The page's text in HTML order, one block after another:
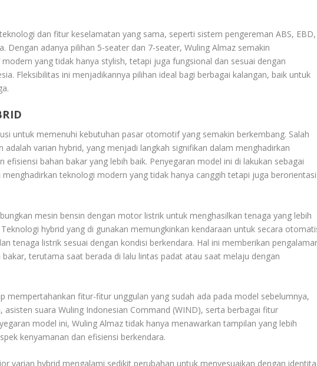
dan fitur keselamatan yang sama, seperti sistem pengereman ABS, EBD,
Dengan adanya pilihan 5-seater dan 7-seater, Wuling Almaz semakin
yang tidak hanya stylish, tetapi juga fungsional dan sesuai dengan
Fleksibilitas ini menjadikannya pilihan ideal bagi berbagai kalangan, baik untuk
untuk memenuhi kebutuhan pasar otomotif yang semakin berkembang. Salah
adalah varian hybrid, yang menjadi langkah signifikan dalam menghadirkan
efisiensi bahan bakar yang lebih baik. Penyegaran model ini di lakukan sebagai
teknologi modern yang tidak hanya canggih tetapi juga berorientasi
mesin bensin dengan motor listrik untuk menghasilkan tenaga yang lebih
hybrid yang di gunakan memungkinkan kendaraan untuk secara
tenaga listrik sesuai dengan kondisi berkendara. Hal ini memberikan
terutama saat berada di lalu lintas padat atau saat melaju dengan
mempertahankan fitur-fitur unggulan yang sudah ada pada model sebelumnya,
suara Wuling Indonesian Command (WIND), serta berbagai fitur
model ini, Wuling Almaz tidak hanya menawarkan tampilan yang lebih
kenyamanan dan efisiensi berkendara.
varian hybrid mengalami sedikit perubahan untuk menyesuaikan dengan